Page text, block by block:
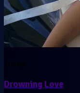
Drowning Love